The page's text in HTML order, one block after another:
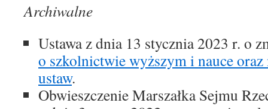
Archiwalne
Ustawa z dnia 13 stycznia 2023 r. o
o szkolnictwie wyższym i nauce
ustaw.
Obwieszczenie Marszałka Sejmu